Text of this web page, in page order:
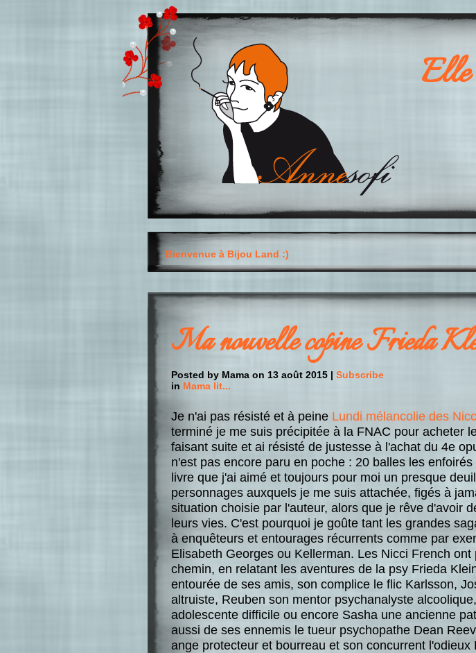
Bienvenue à Bijou Land :)
Ma nouvelle copine Frieda
Posted by Mama on 13 août 2015 | Subscribe
in Mama lit...
Je n'ai pas résisté et à peine Lundi mélancolie des
terminé je me suis précipitée à la FNAC pour acheter
faisant suite et ai résisté de justesse à l'achat du 4e
n'est pas encore paru en poche : 20 balles les enfoirés
livre que j'ai aimé et toujours pour moi un presque
personnages auxquels je me suis attachée, figés à
situation choisie par l'auteur, alors que je rêve d'avoir
leurs vies. C'est pourquoi je goûte tant les grandes
à enquêteurs et entourages récurrents comme par
Elisabeth Georges ou Kellerman. Les Nicci French ont
chemin, en relatant les aventures de la psy Frieda
entourée de ses amis, son complice le flic Karlsson,
altruiste, Reuben son mentor psychanalyste
adolescente difficile ou encore Sasha une ancienne
aussi de ses ennemis le tueur psychopathe Dean
ange protecteur et bourreau et son concurrent l'odieux